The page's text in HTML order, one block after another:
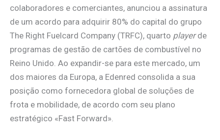
colaboradores e comerciantes, anunciou a assinatura
de um acordo para adquirir 80% do capital do grupo
The Right Fuelcard Company (TRFC), quarto playerde
programas de gestão de cartões de combustível no
Reino Unido. Ao expandir-se para este mercado, um
dos maiores da Europa, a Edenred consolida a sua
posição como fornecedora global de soluções de
frota e mobilidade, de acordo com seu plano
estratégico «Fast Forward».